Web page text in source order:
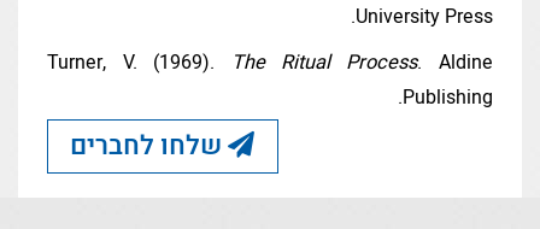
University Press.
Turner, V. (1969).
The Ritual Process. Aldine
Publishing.
שלחו לחברים